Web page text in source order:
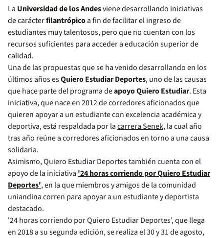
La Universidad de los Andesviene desarrollando iniciativas
de carácterfilantrópicoa fin de facilitar el ingreso de
estudiantes muy talentosos, pero que no cuentan con los
recursos suficientes para acceder a educación superior de
calidad.
Una de las propuestas que se ha venido desarrollando en los
últimos años esQuiero Estudiar Deportes, uno de las causas
que hace parte del programa deapoyo Quiero Estudiar. Esta
iniciativa, que nace en 2012 de corredores aficionados que
quieren apoyar a un estudiante con excelencia académica y
deportiva, está respaldada por lacarrera Senek, la cual año
tras año reúne a corredores aficionados en torno a una causa
solidaria.
Asimismo, Quiero Estudiar Deportes también cuenta con el
apoyo de la iniciativa '24 horas corriendo por Quiero Estudiar
Deportes', en la que miembros y amigos de la comunidad
uniandina corren para apoyar a un estudiante y deportista
destacado.
'24 horas corriendo por Quiero Estudiar Deportes', que llega
en 2018 a su segunda edición, se realiza el 30 y 31 de agosto,